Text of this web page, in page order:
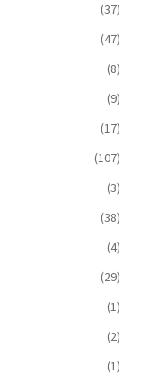
(37)
(47)
(8)
(9)
(17)
(107)
(3)
(38)
(4)
(29)
(1)
(2)
(1)